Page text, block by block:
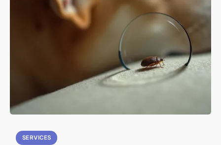
SERVICES